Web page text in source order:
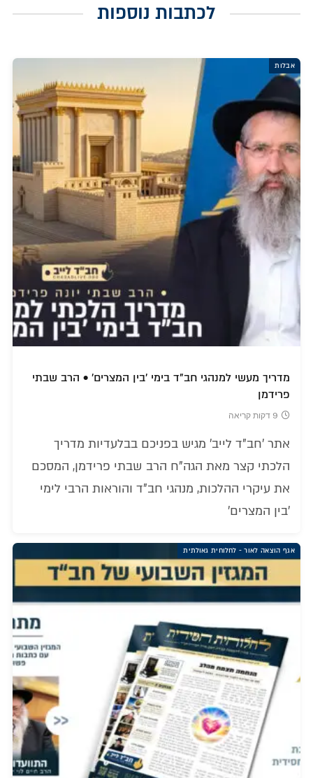
לכתבות נוספות
אבלות
מדריך מעשי למנהגי חב"ד בימי 'בין המצרים' • הרב שבתי
פרידמן
9 דקות קריאה
אתר 'חב"ד לייב' מגיש בפניכם בבלעדיות מדריך
הלכתי קצר מאת הגה"ח הרב שבתי פרידמן, המסכם
את עיקרי ההלכות, מנהגי חב"ד והוראות הרבי לימי
'בין המצרים'
אגף הוצאה לאור - לחלוחית גאולתית